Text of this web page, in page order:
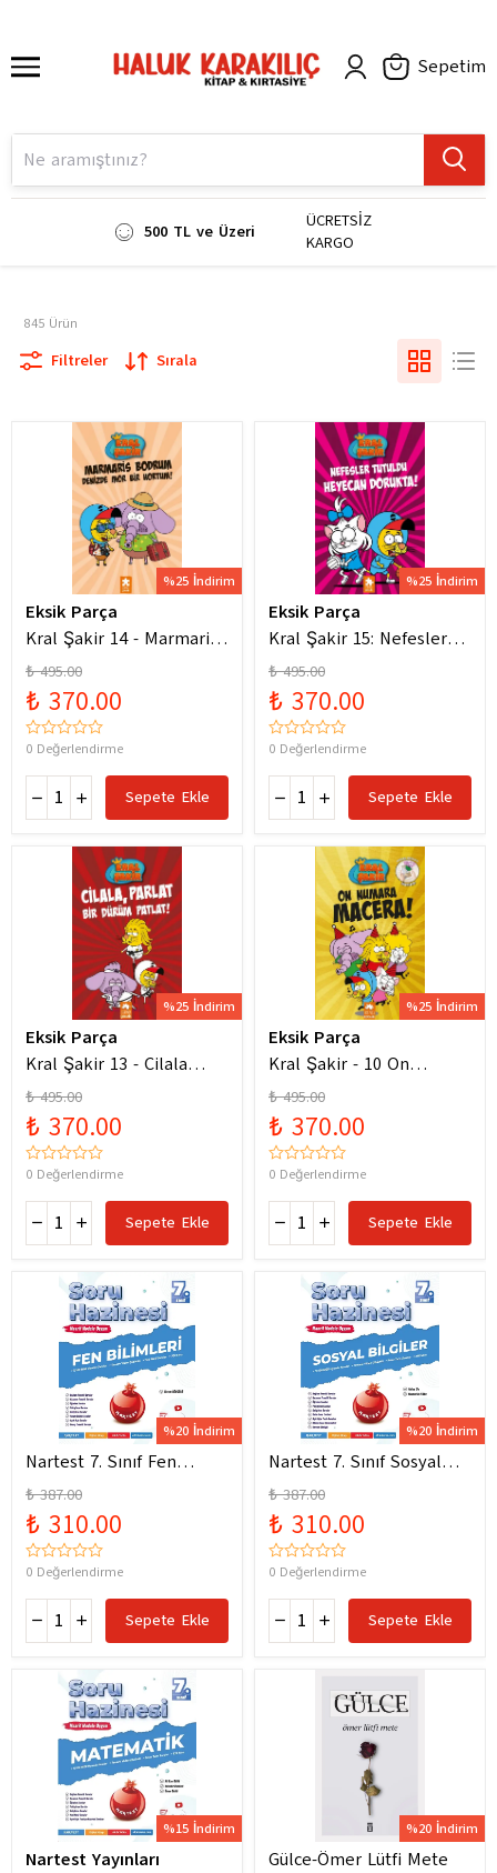
Sepetim
500 TL ve Üzeri
ÜCRETSİZ
KARGO
845 Ürün
Filtreler Sırala
%25 İndirim
Eksik Parça
Kral Şakir 14 - Marmaris
Bodrum Denizde Mor Bir
Hortum
₺ 495.00
₺ 370.00
0 Değerlendirme
Sepete Ekle
%25 İndirim
Eksik Parça
Kral Şakir 15: Nefesler
Tutuldu Heyecan Dorukta
₺ 495.00
₺ 370.00
0 Değerlendirme
Sepete Ekle
%25 İndirim
Eksik Parça
Kral Şakir 13 - Cilala
Parlat Bir Dürüm Patlat!
₺ 495.00
₺ 370.00
0 Değerlendirme
Sepete Ekle
%25 İndirim
Eksik Parça
Kral Şakir - 10 On
Numara Macera Ciltli
₺ 495.00
₺ 370.00
0 Değerlendirme
Sepete Ekle
%20 İndirim
Nartest 7. Sınıf Fen
Bilimleri Soru Hazinesi
Yeni Maarif Modele
Uygun
₺ 387.00
₺ 310.00
0 Değerlendirme
Sepete Ekle
%20 İndirim
Nartest 7. Sınıf Sosyal
Bilgiler Soru Hazinesi
Yeni Maarif Modele
Uygun
₺ 387.00
₺ 310.00
0 Değerlendirme
Sepete Ekle
%15 İndirim
Nartest Yayınları
%20 İndirim
Gülce-Ömer Lütfi Mete